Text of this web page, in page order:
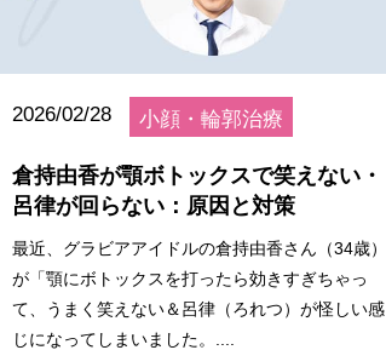
2026/02/28 小顔・輪郭治療
倉持由香が顎ボトックスで笑えない・
呂律が回らない：原因と対策
最近、グラビアアイドルの倉持由香さん（34歳）
が「顎にボトックスを打ったら効きすぎちゃっ
て、うまく笑えない＆呂律（ろれつ）が怪しい感
じになってしまいました。....